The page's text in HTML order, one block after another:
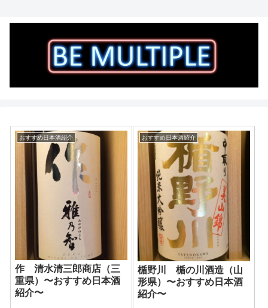
おすすめ日本酒紹介
作 清水清三郎商店（三
重県）〜おすすめ日本酒
紹介〜
おすすめ日本酒紹介
楯野川 楯の川酒造（山
形県）〜おすすめ日本酒
紹介〜